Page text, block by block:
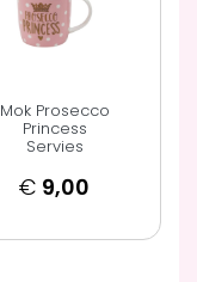
Mok Prosecco
Princess
Servies
€ 9,00